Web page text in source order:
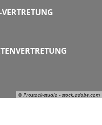
© Prostock-studio - stock.adobe.com